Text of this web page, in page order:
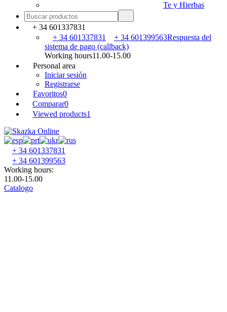
Te y Hierbas
+ 34 601337831
+ 34 601337831
+ 34 601399563Respuesta del
sistema de pago (callback)
Working hours11.00-15.00
Personal area
Iniciar sesión
Registrarse
Favoritos0
Comparar0
Viewed products1
+ 34 601337831
+ 34 601399563
Working hours:
11.00-15.00
Catalogo